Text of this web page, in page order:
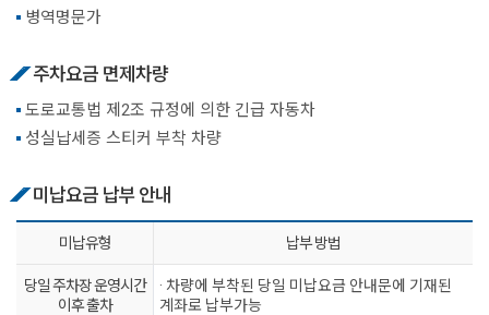
병역명문가
주차요금 면제차량
도로교통법 제2조 규정에 의한 긴급 자동차
성실납세증 스티커 부착 차량
미납요금 납부 안내
미납유형 납부 방법
당일 주차장 운영시간
이후 출차
· 차량에 부착된 당일 미납요금 안내문에 기재된
계좌로 납부가능